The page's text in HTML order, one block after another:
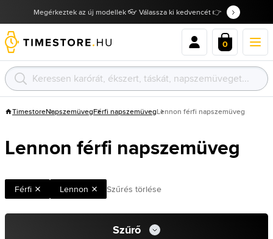
Megérkeztek az új modellek 👓 Válassza ki kedvencét 👉
0
TimestoreNapszemüvegFérfi napszemüvegLennon férfi napszemüveg
Lennon férfi napszemüveg
Férfi Lennon Szűrés törlése
Szűrő